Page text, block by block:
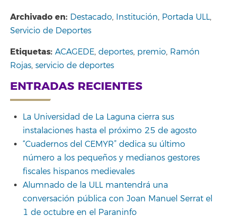
Archivado en: Destacado, Institución, Portada ULL,
Servicio de Deportes
Etiquetas: ACAGEDE, deportes, premio, Ramón
Rojas, servicio de deportes
ENTRADAS RECIENTES
La Universidad de La Laguna cierra sus
instalaciones hasta el próximo 25 de agosto
“Cuadernos del CEMYR” dedica su último
número a los pequeños y medianos gestores
fiscales hispanos medievales
Alumnado de la ULL mantendrá una
conversación pública con Joan Manuel Serrat el
1 de octubre en el Paraninfo